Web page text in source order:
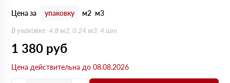
220 мм
230 мм 240 мм
Цена за упаковку м2 м3
В упаковке: 4.8 м2, 0.24 м3, 4 шт
1 380 руб
Цена действительна до 08.08.2026